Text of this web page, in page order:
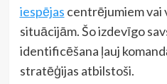
iespējas centrējumiem vai
situācijām. Šo izdevīgo
identificēšana ļauj
stratēģijas atbilstoši.